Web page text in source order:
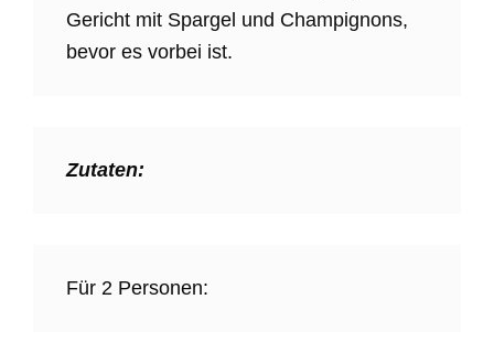
Gericht mit Spargel und Champignons,
bevor es vorbei ist.
Zutaten:
Für 2 Personen: